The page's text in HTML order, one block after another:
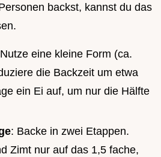
backst, kannst du das
eine kleine Form (ca.
die Backzeit um etwa
ein Ei auf, um nur die Hälfte
: Backe in zwei Etappen.
Zimt nur auf das 1,5 fache,